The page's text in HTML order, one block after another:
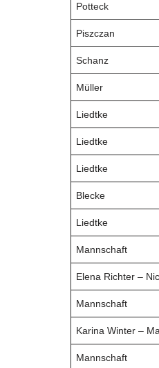
Potteck
Piszczan
Schanz
Müller
Liedtke
Liedtke
Liedtke
Blecke
Liedtke
Mannschaft
Elena Richter –
Mannschaft
Karina Winter –
Mannschaft